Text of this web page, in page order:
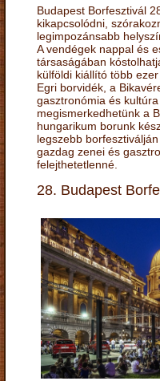
Budapest Borfesztivál
kikapcsolódni,
legimpozánsabb
A vendégek nappal és
társaságában
külföldi kiállító több
Egri borvidék, a
gasztronómia és
megismerkedhetünk a
hungarikum borunk
legszebb
gazdag zenei és
felejthetetlenné.
28. Budapest